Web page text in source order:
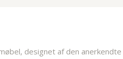
designet af den